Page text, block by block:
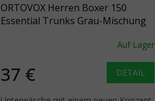
ORTOVOX Herren Boxer 150
Essential Trunks Grau-Mischung
Auf Lager
37 € DETAIL